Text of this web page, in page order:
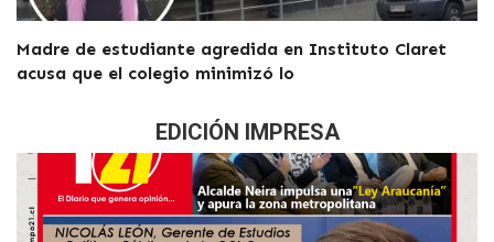
Madre de estudiante agredida en Instituto Claret
acusa que el colegio minimizó lo
EDICIÓN IMPRESA